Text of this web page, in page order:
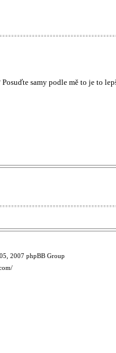
samy podle mě to je to
2007 phpBB Group